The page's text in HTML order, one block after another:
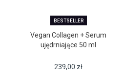
BESTSELLER
Vegan Collagen + Serum
ujędrniające 50 ml
239,00 zł